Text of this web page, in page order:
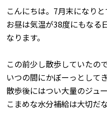
こんにちは。7月末になりと
お昼は気温が38度にもなる
なります。
この前少し散歩していたの
いつの間にかぼーっとして
散歩後にはつい大量のジュ
こまめな水分補給は大切だ